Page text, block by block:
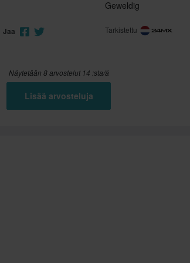
Jaa
Geweldig
Tarkistettu
Näytetään 8 arvostelut 14 :sta/ä
Lisää arvosteluja